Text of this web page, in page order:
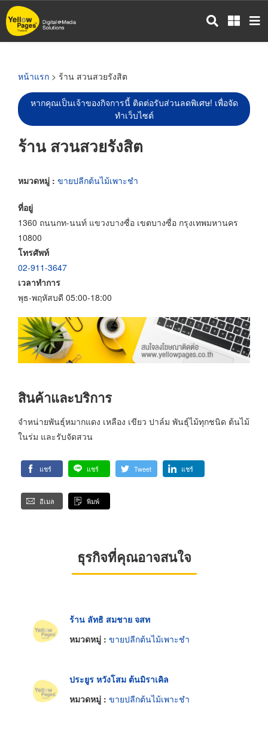
ข้าม
ไป
หน้าแรก > ร้าน สวนสวยรังสิต
หากคุณเป็นเจ้าของกิจการนี้ ติดต่อรับส่วนลดพิเศษ! เพื่อจัด
ทำเว็บไซต์
ร้าน สวนสวยรังสิต
หมวดหมู่ : ขายปลีกต้นไม้เพาะชำ
ที่อยู่
1360 ถนนกท-นนท์ แขวงบางซื่อ เขตบางซื่อ กรุงเทพมหานคร
10800
โทรศัพท์
02-911-3647
เวลาทำการ
พุธ-พฤหัสบดี 05:00-18:00
สินค้าและบริการ
จำหน่ายพันธุ์หมากแดง เหลือง เขียว ปาล์ม พันธุ์ไม้ทุกชนิด ต้นไม้
ในร่ม และรับจัดสวน
แชร์ แชร์ Tweet แชร์
อีเมล พิมพ์
ธุรกิจที่คุณอาจสนใจ
ร้าน ลัทธิ สมชาย จสท
หมวดหมู่ : ขายปลีกต้นไม้เพาะชำ
ประยูร หวังโสม ต้นมิราเคิล
หมวดหมู่ : ขายปลีกต้นไม้เพาะชำ